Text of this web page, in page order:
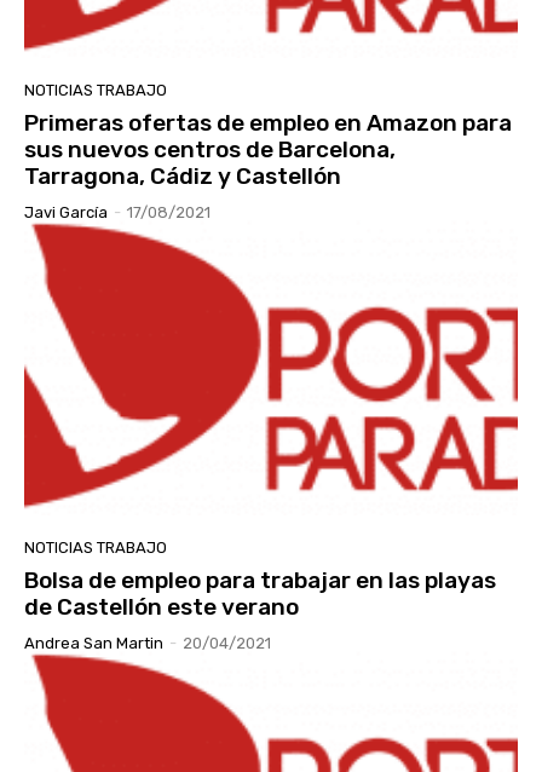
NOTICIAS TRABAJO
Primeras ofertas de empleo en Amazon para
sus nuevos centros de Barcelona,
Tarragona, Cádiz y Castellón
Javi García - 17/08/2021
NOTICIAS TRABAJO
Bolsa de empleo para trabajar en las playas
de Castellón este verano
Andrea San Martin - 20/04/2021